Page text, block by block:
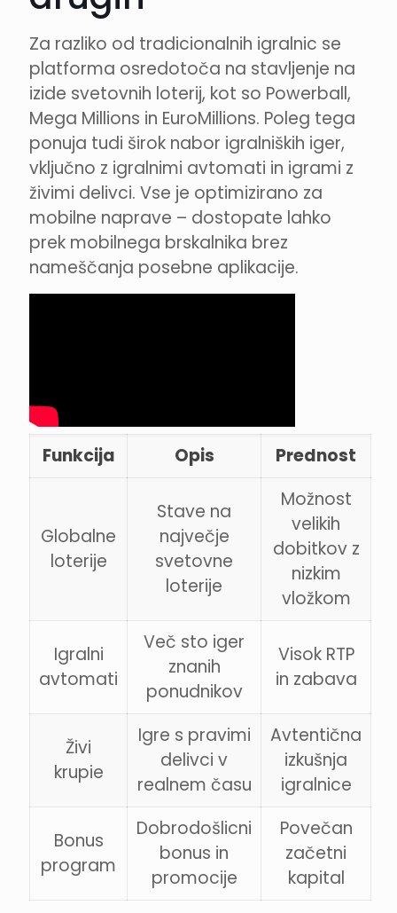
Za razliko od tradicionalnih igralnic se
platforma osredotoča na stavljenje na
izide svetovnih loterij, kot so Powerball,
Mega Millions in EuroMillions. Poleg tega
ponuja tudi širok nabor igralniških iger,
vključno z igralnimi avtomati in igrami z
živimi delivci. Vse je optimizirano za
mobilne naprave – dostopate lahko
prek mobilnega brskalnika brez
nameščanja posebne aplikacije.
Funkcija Opis Prednost
Globalne
loterije
Stave na
največje
svetovne
loterije
Možnost
velikih
dobitkov z
nizkim
vložkom
Igralni
avtomati
Več sto iger
znanih
ponudnikov
Visok RTP
in zabava
Živi
krupie
Igre s pravimi
delivci v
realnem času
Avtentična
izkušnja
igralnice
Bonus
program
Dobrodošlicni
bonus in
promocije
Povečan
začetni
kapital